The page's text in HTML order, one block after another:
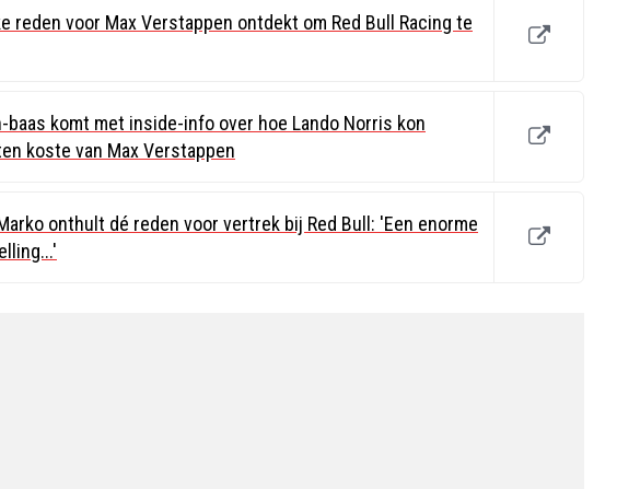
reden voor Max Verstappen ontdekt om Red Bull Racing te
baas komt met inside-info over hoe Lando Norris kon
koste van Max Verstappen
onthult dé reden voor vertrek bij Red Bull: 'Een enorme